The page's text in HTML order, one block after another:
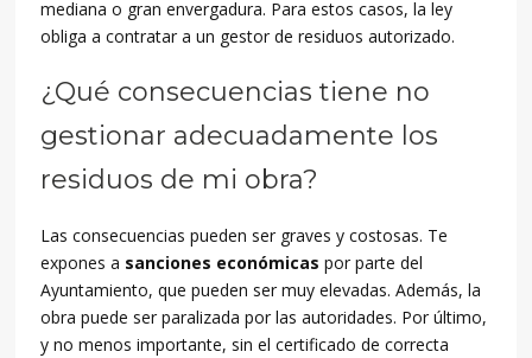
mediana o gran envergadura. Para estos casos, la ley
obliga a contratar a un gestor de residuos autorizado.
¿Qué consecuencias tiene no
gestionar adecuadamente los
residuos de mi obra?
Las consecuencias pueden ser graves y costosas. Te
expones a sanciones económicas por parte del
Ayuntamiento, que pueden ser muy elevadas. Además, la
obra puede ser paralizada por las autoridades. Por último,
y no menos importante, sin el certificado de correcta